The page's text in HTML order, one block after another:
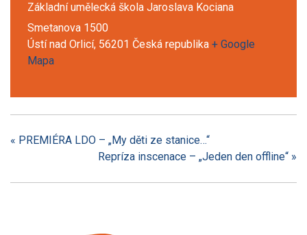
Základní umělecká škola Jaroslava Kociana
Smetanova 1500
Ústí nad Orlicí, 56201 Česká republika + Google
Mapa
« PREMIÉRA LDO – „My děti ze stanice…“
Repríza inscenace – „Jeden den offline“ »